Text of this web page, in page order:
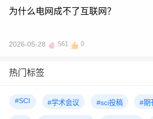
为什么电网成不了互联网？
2026-05-28 561 0
热门标签
#SCI #学术会议 #sci投稿 #期